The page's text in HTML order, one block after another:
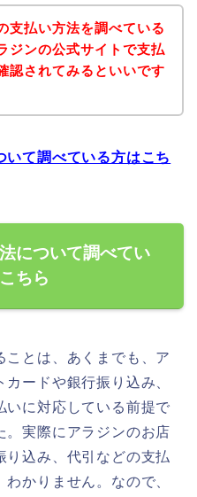
支払い方法を調べている
ジンの公式サイトで支払
認されてみるといいです
いて調べている方はこち
について調べてい
ちら
ことは、あくまでも、ア
ードや銀行振り込み、
いに対応している前提で
。実際にアラジンのお店
り込み、代引などの支払
かりません。なので、